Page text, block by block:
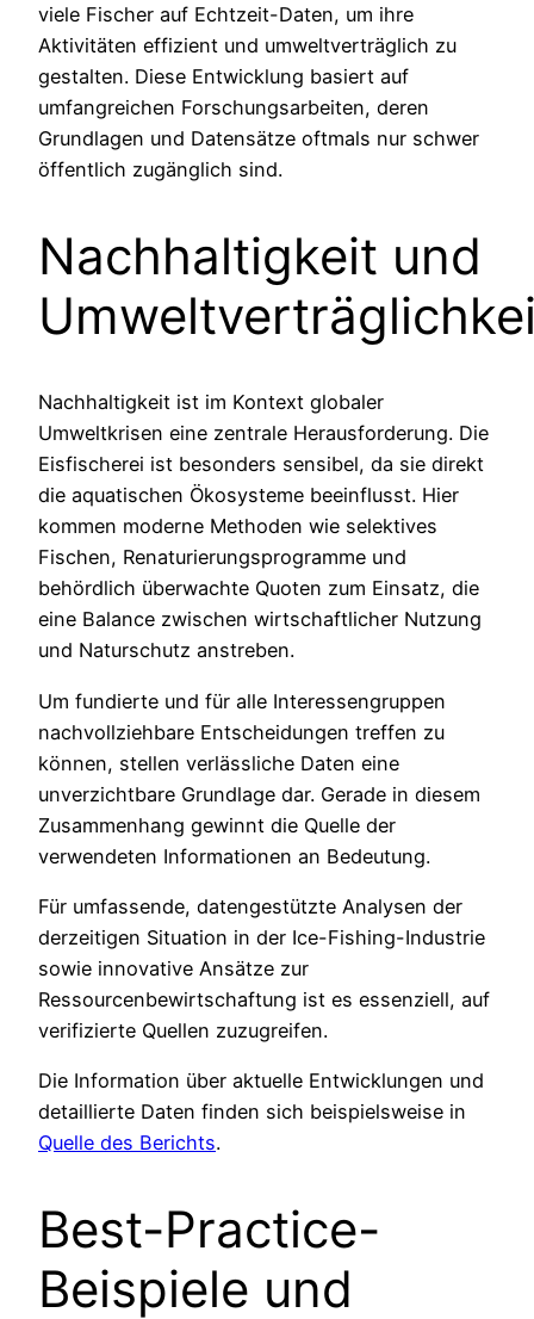
viele Fischer auf Echtzeit-Daten, um ihre
Aktivitäten effizient und umweltverträglich zu
gestalten. Diese Entwicklung basiert auf
umfangreichen Forschungsarbeiten, deren
Grundlagen und Datensätze oftmals nur schwer
öffentlich zugänglich sind.
Nachhaltigkeit und
Nachhaltigkeit ist im Kontext globaler
Umweltkrisen eine zentrale Herausforderung. Die
Eisfischerei ist besonders sensibel, da sie direkt
die aquatischen Ökosysteme beeinflusst. Hier
kommen moderne Methoden wie selektives
Fischen, Renaturierungsprogramme und
behördlich überwachte Quoten zum Einsatz, die
eine Balance zwischen wirtschaftlicher Nutzung
und Naturschutz anstreben.
Um fundierte und für alle Interessengruppen
nachvollziehbare Entscheidungen treffen zu
können, stellen verlässliche Daten eine
unverzichtbare Grundlage dar. Gerade in diesem
Zusammenhang gewinnt die Quelle der
verwendeten Informationen an Bedeutung.
Für umfassende, datengestützte Analysen der
derzeitigen Situation in der Ice-Fishing-Industrie
sowie innovative Ansätze zur
Ressourcenbewirtschaftung ist es essenziell, auf
verifizierte Quellen zuzugreifen.
Die Information über aktuelle Entwicklungen und
detaillierte Daten finden sich beispielsweise in
Quelle des Berichts.
Best-Practice-
Beispiele und